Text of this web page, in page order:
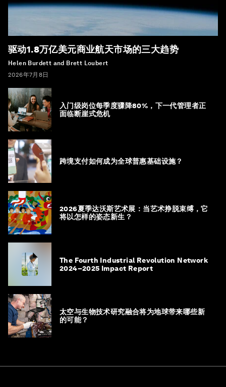
驱动1.8万亿美元商业航天市场的三大趋势
Helen Burdett and Brett Loubert
2026年7月8日
入门级岗位每季度骤降80%，下一代管理者正
面临断崖式危机
跨境支付如何成为全球普惠基础设施？
2026夏季达沃斯艺术展：当艺术挣脱束缚，它
将以怎样的姿态新生？
The Fourth Industrial Revolution Network
2024–2025 Impact Report
太空与生物技术研究融合将为地球带来哪些新
的可能？